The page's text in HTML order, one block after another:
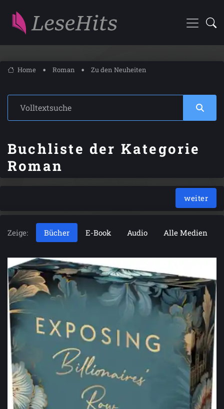
Home Roman Zu den Neuheiten
Buchliste der Kategorie
Roman
weiter
Zeige: Bücher E-Book Audio Alle Medien